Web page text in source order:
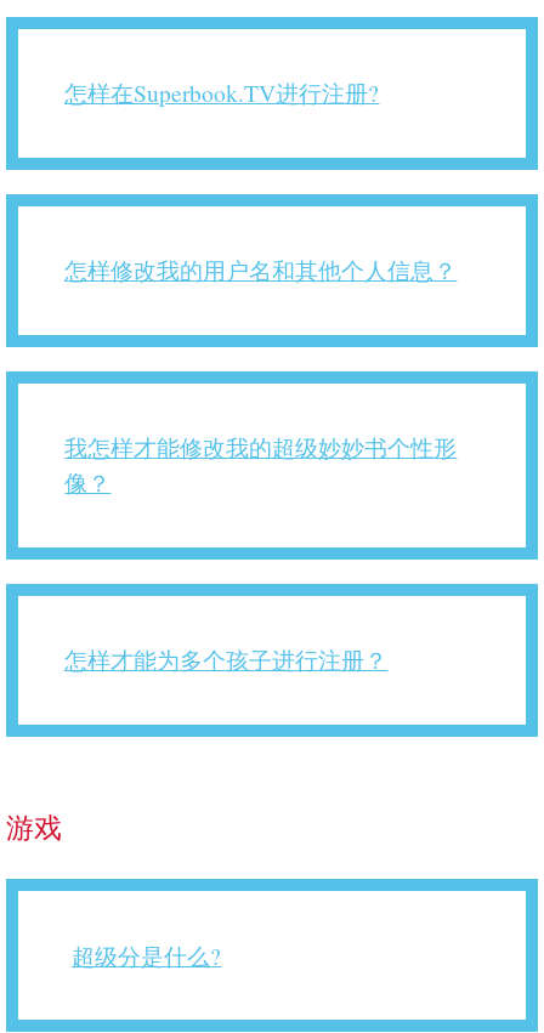
怎样在Superbook.TV进行注册?
怎样修改我的用户名和其他个人信息？
我怎样才能修改我的超级妙妙书个性形
像？
怎样才能为多个孩子进行注册？
游戏
超级分是什么?